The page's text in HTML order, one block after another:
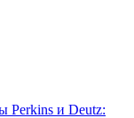
Perkins и Deutz: